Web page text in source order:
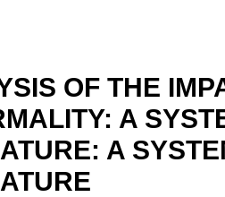
OF THE
A
A